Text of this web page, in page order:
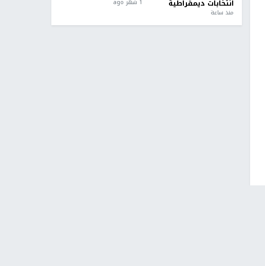
انتخابات ديمقراطية
منذ ساعة
1 شهر ago